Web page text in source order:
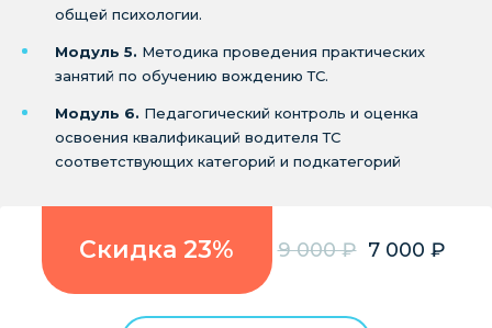
общей психологии.
Модуль 5. Методика проведения практических
занятий по обучению вождению ТС.
Модуль 6. Педагогический контроль и оценка
освоения квалификаций водителя ТС
соответствующих категорий и подкатегорий
Скидка 23% 9 000 ₽ 7 000 ₽